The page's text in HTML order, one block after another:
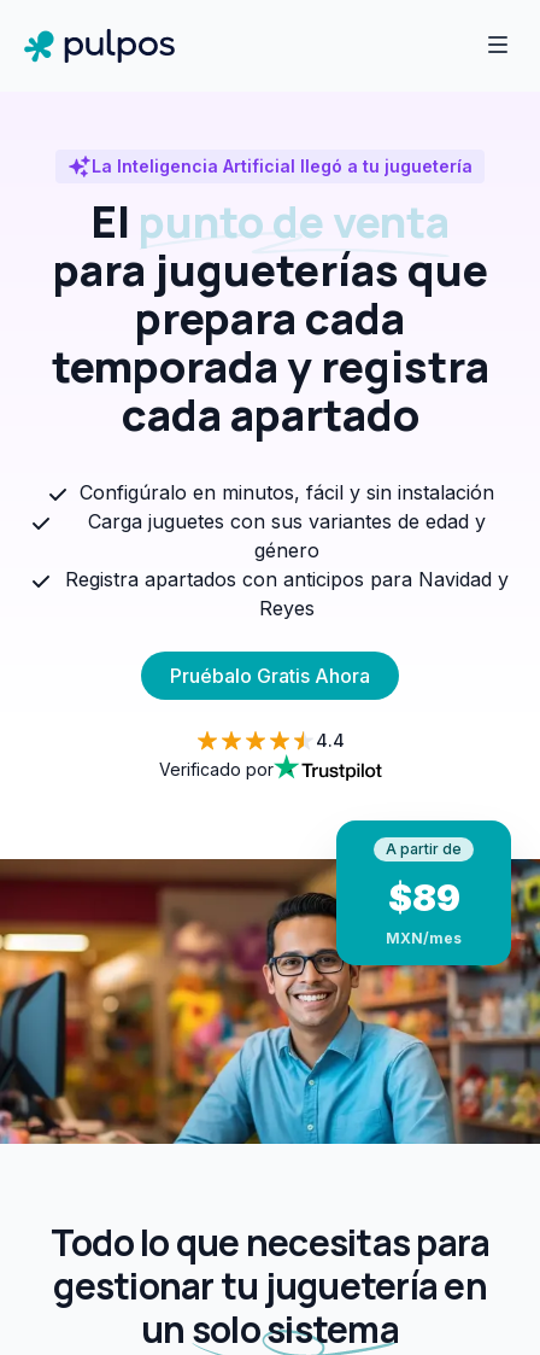
La Inteligencia Artificial llegó a tu juguetería
El punto de venta
para jugueterías que
prepara cada
temporada y registra
cada apartado
Configúralo en minutos, fácil y sin instalación
Carga juguetes con sus variantes de edad y
género
Registra apartados con anticipos para Navidad y
Reyes
Pruébalo Gratis Ahora
4.4
Verificado por
A partir de
$89
MXN/mes
Todo lo que necesitas para
gestionar tu juguetería en
unsolo sistema